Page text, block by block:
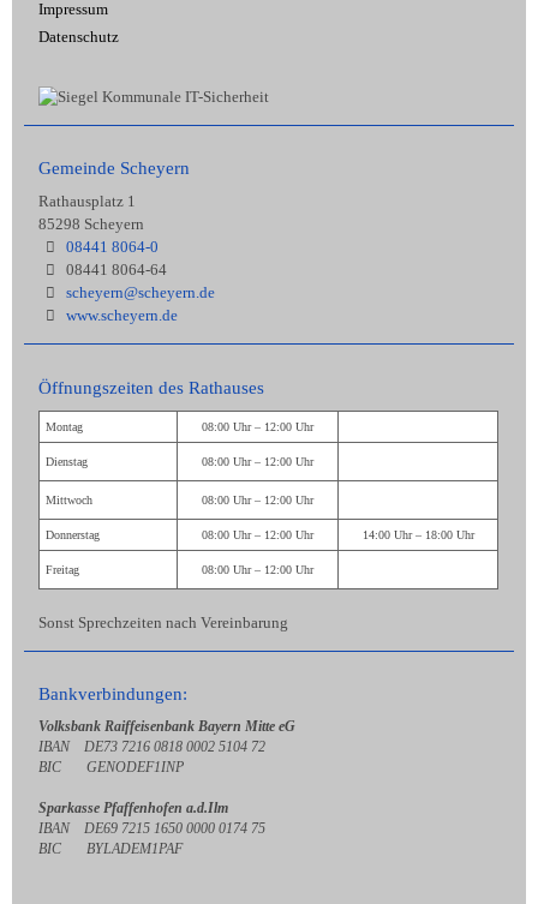
Impressum
Datenschutz
Gemeinde Scheyern
Rathausplatz 1
85298 Scheyern
08441 8064-0
08441 8064-64
scheyern@scheyern.de
www.scheyern.de
Öffnungszeiten des Rathauses
Montag 08:00 Uhr – 12:00 Uhr
Dienstag 08:00 Uhr – 12:00 Uhr
Mittwoch 08:00 Uhr – 12:00 Uhr
Donnerstag 08:00 Uhr – 12:00 Uhr 14:00 Uhr – 18:00 Uhr
Freitag 08:00 Uhr – 12:00 Uhr
Sonst Sprechzeiten nach Vereinbarung
Bankverbindungen:
Volksbank Raiffeisenbank Bayern Mitte eG
IBAN DE73 7216 0818 0002 5104 72
BIC GENODEF1INP
Sparkasse Pfaffenhofen a.d.Ilm
IBAN DE69 7215 1650 0000 0174 75
BIC BYLADEM1PAF